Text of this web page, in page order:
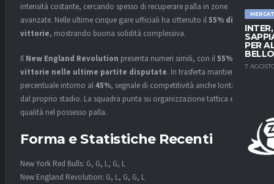
PER
7
intensità costante, cercando spesso di recuperare palla in zone
avanzate. Nelle ultime cinque gare ufficiali ha ottenuto il55% di
vittorie, mostrando buona solidità complessiva.
Il New England Revolution presenta numeri simili, con il55% di
vittorie nelle ultime partite disputate. In trasferta mantiene una
percentuale intorno al45%, segnale di competitività anche lontano
dal proprio stadio. La squadra punta su organizzazione tattica e
qualità nel possesso palla.
Forma e Statistiche Recenti
New York Red Bulls: G, G, L, G, L
New England Revolution: G, L, G, G, L